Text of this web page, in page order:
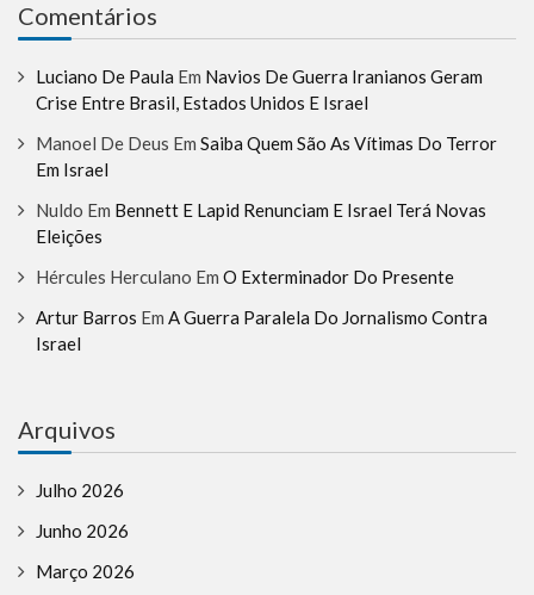
Comentários
Luciano De Paula Em Navios De Guerra Iranianos Geram
Crise Entre Brasil, Estados Unidos E Israel
Manoel De Deus Em Saiba Quem São As Vítimas Do Terror
Em Israel
Nuldo Em Bennett E Lapid Renunciam E Israel Terá Novas
Eleições
Hércules Herculano Em O Exterminador Do Presente
Artur Barros Em A Guerra Paralela Do Jornalismo Contra
Israel
Arquivos
Julho 2026
Junho 2026
Março 2026